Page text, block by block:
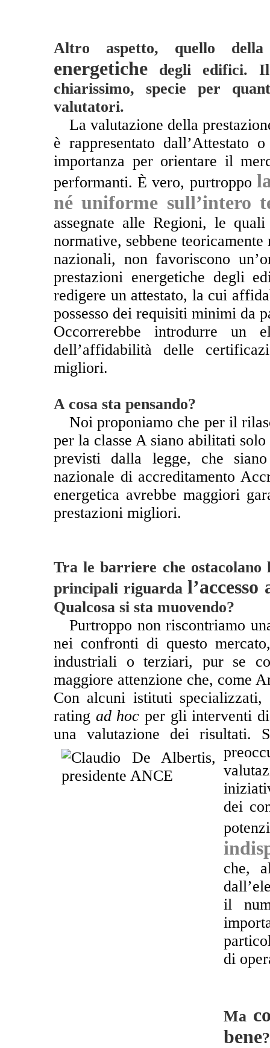
Altro aspetto, quello
energetiche degli edifici. Il
chiarissimo, specie per
valutatori.
La valutazione della
è rappresentato dall’Attestato
importanza per orientare il
performanti. È vero, purtroppo
né uniforme sull’intero
assegnate alle Regioni, le quali
normative, sebbene
nazionali, non favoriscono
prestazioni energetiche degli
redigere un attestato, la cui
possesso dei requisiti minimi da
Occorrerebbe introdurre
dell’affidabilità delle
migliori.
A cosa sta pensando?
Noi proponiamo che per il
per la classe A siano abilitati
previsti dalla legge, che
nazionale di accreditamento
energetica avrebbe maggiori
prestazioni migliori.
Tra le barriere che ostacolano
principali riguarda
Qualcosa si sta muovendo?
Purtroppo non riscontriamo
nei confronti di questo
industriali o terziari, pur se
maggiore attenzione che, come
Con alcuni istituti
rating ad hoc per gli interventi
una valutazione dei risultati.
dei
che,
il
di
Ma
bene